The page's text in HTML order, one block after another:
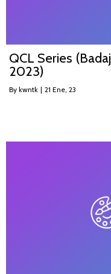
QCL Series
2023)
By kwntk | 21 Ene, 23